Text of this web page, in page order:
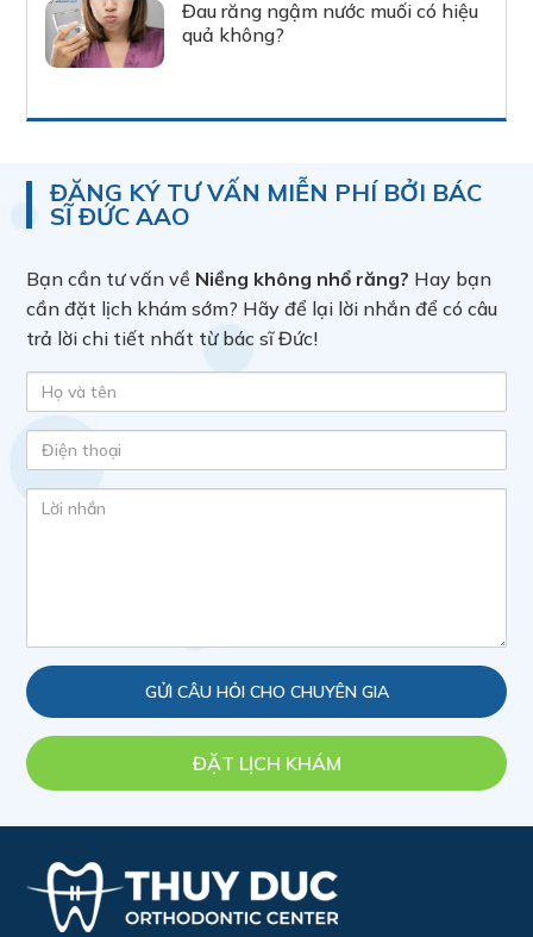
Đau răng ngậm nước muối có hiệu
quả không?
ĐĂNG KÝ TƯ VẤN MIỄN PHÍ BỞI BÁC
SĨ ĐỨC AAO
Bạn cần tư vấn về Niềng không nhổ răng? Hay bạn
cần đặt lịch khám sớm? Hãy để lại lời nhắn để có câu
trả lời chi tiết nhất từ bác sĩ Đức!
ĐẶT LỊCH KHÁM